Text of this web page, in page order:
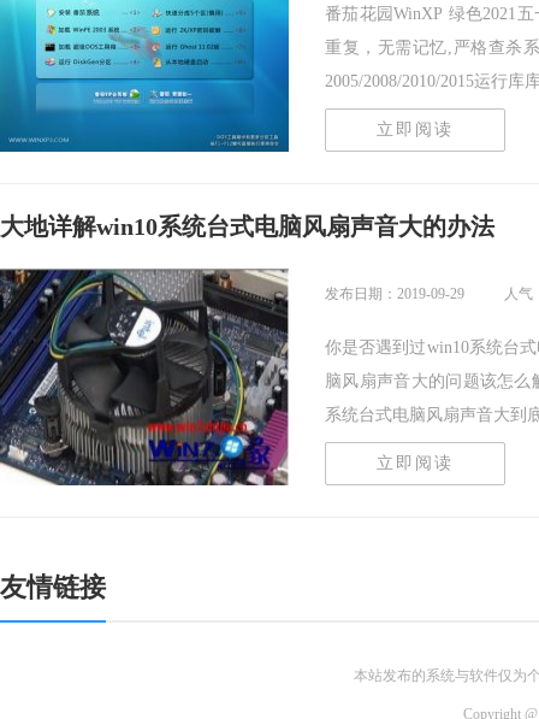
番茄花园WinXP 绿色2021
重复，无需记忆,严格查杀
2005/2008/2010/2015运行库
立即阅读
大地详解win10系统台式电脑风扇声音大的办法
发布日期：2019-09-29 人气
你是否遇到过win10系统台
脑风扇声音大的问题该怎么
系统台式电脑风扇声音大到
立即阅读
友情链接
本站发布的系统与软件仅为
Copyright